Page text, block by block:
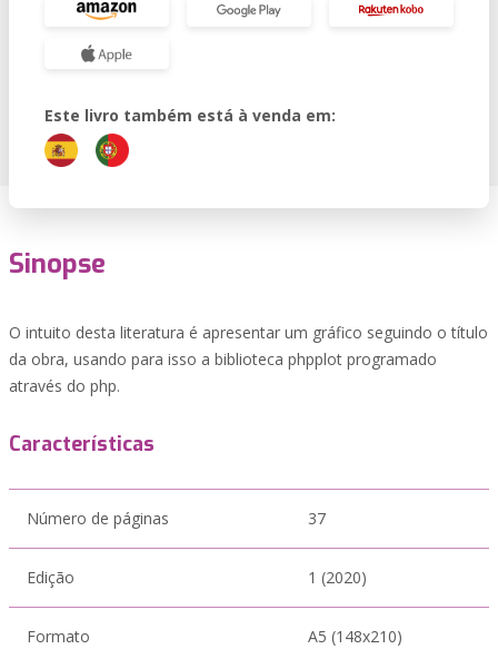
Este livro também está à venda em:
Sinopse
O intuito desta literatura é apresentar um gráfico seguindo o título
da obra, usando para isso a biblioteca phpplot programado
através do php.
Características
Número de páginas 37
Edição 1 (2020)
Formato A5 (148x210)